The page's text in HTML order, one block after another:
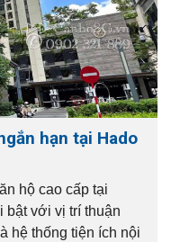
hạn tại Hado
hộ cao cấp tại
bật với vị trí thuận
hệ thống tiện ích nội